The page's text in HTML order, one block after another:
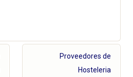
Proveedores de
Hosteleria